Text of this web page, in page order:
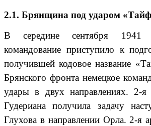
2.1. Брянщина под ударом
В середине сентября 1941
командование приступило к
получившей кодовое название
Брянского фронта немецкое
удары в двух направлениях. 2-я
Гудериана получила задачу
Глухова в направлении Орла. 2-я